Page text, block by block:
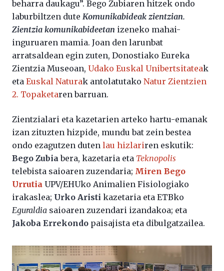
beharra daukagu”. Bego Zubiaren hitzek ondo
laburbiltzen dute Komunikabideak zientzian.
Zientzia komunikabideetan izeneko mahai-
inguruaren mamia. Joan den larunbat
arratsaldean egin zuten, Donostiako Eureka
Zientzia Museoan, Udako Euskal Unibertsitateak
eta Euskal Naturak antolatutako Natur Zientzien
2. Topaketaren barruan.
Zientzialari eta kazetarien arteko hartu-emanak
izan zituzten hizpide, mundu bat zein bestea
ondo ezagutzen duten lau hizlariren eskutik:
Bego Zubiabera, kazetaria eta Teknopolis
telebista saioaren zuzendaria; Miren Bego
Urrutia UPV/EHUko Animalien Fisiologiako
irakaslea; Urko Aristi kazetaria eta ETBko
Eguraldia saioaren zuzendari izandakoa; eta
Jakoba Errekondo paisajista eta dibulgatzailea.